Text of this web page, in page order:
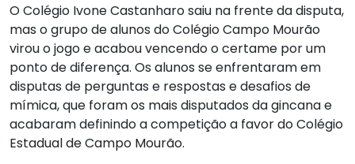
O Colégio Ivone Castanharo saiu na frente da disputa,
mas o grupo de alunos do Colégio Campo Mourão
virou o jogo e acabou vencendo o certame por um
ponto de diferença. Os alunos se enfrentaram em
disputas de perguntas e respostas e desafios de
mímica, que foram os mais disputados da gincana e
acabaram definindo a competição a favor do Colégio
Estadual de Campo Mourão.